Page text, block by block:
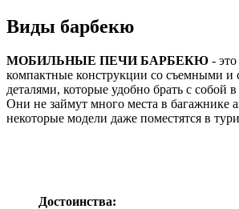
Виды барбекю
МОБИЛЬНЫЕ ПЕЧИ БАРБЕКЮ -
компактные конструкции со съемными и
деталями, которые удобно брать с собой
Они не займут много места в багажнике
некоторые модели даже поместятся в
Достоинства: